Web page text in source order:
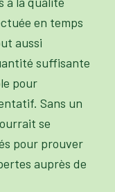
en temps
aussi
suffisante
pour
Sans un
se
pour prouver
auprès de